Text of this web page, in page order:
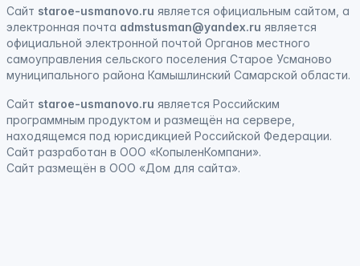
Сайт staroe-usmanovo.ru является официальным сайтом, а
электронная почта admstusman@yandex.ru является
официальной электронной почтой Органов местного
самоуправления сельского поселения Старое Усманово
муниципального района Камышлинский Самарской области.
Сайт staroe-usmanovo.ru является Российским
программным продуктом и размещён на сервере,
находящемся под юрисдикцией Российской Федерации.
Сайт разработан в ООО «КопыленКомпани».
Сайт размещён в ООО «Дом для сайта».